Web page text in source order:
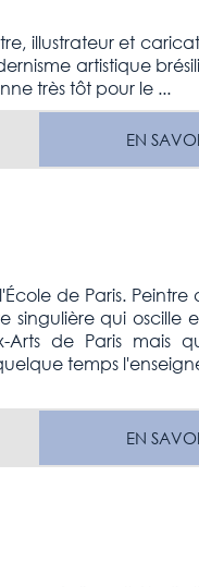
illustrateur et
artistique
très tôt pour le ...
EN
de Paris.
qui oscille
de Paris mais
temps
EN